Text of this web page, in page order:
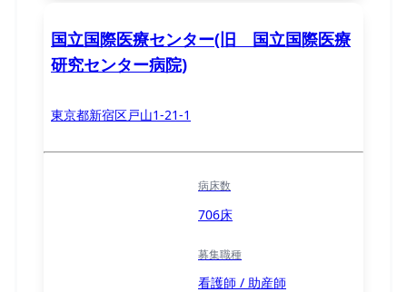
国立国際医療センター(旧 国立国際医療
研究センター病院)
東京都新宿区戸山1-21-1
病床数
706床
募集職種
看護師 / 助産師